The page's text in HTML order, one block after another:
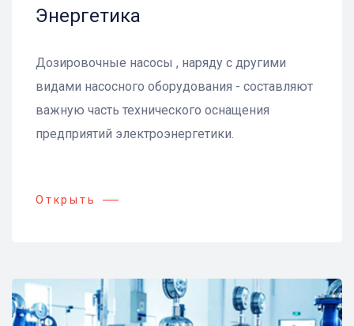
Энергетика
Дозировочные насосы , наряду с другими
видами насосного оборудования - составляют
важную часть технического оснащения
предприятий электроэнергетики.
Открыть